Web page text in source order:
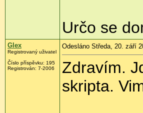
Určo se
Glex
Registrovaný uživatel
Číslo příspěvku: 195
Registrován: 7-2006
Odesláno Středa, 20. září
Zdravím.
skripta.